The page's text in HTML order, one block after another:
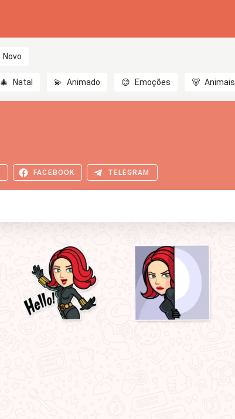
Novo
🎄 Natal 💫 Animado 😊 Emoções 🐻 Animais
FACEBOOK TELEGRAM